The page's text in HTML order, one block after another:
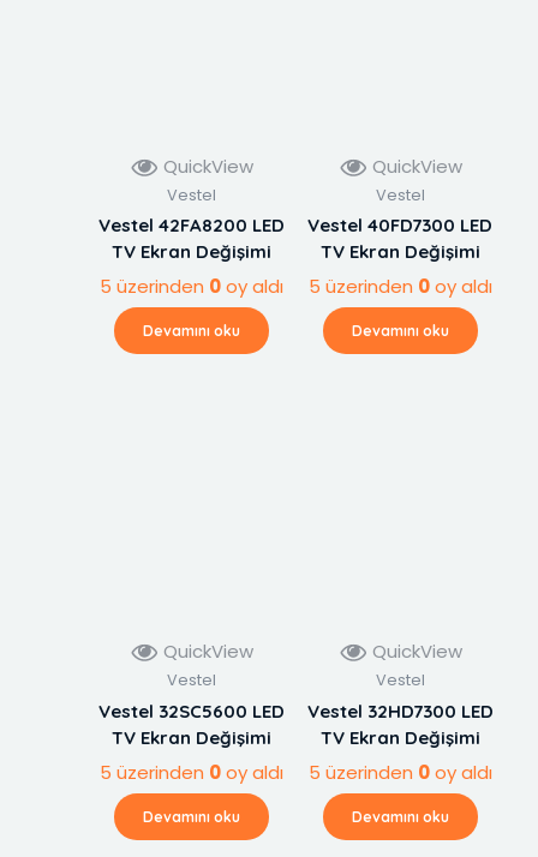
QuickView
Vestel
Vestel 42FA8200 LED
TV Ekran Değişimi
5 üzerinden 0oy aldı
Devamını oku
QuickView
Vestel
Vestel 40FD7300 LED
TV Ekran Değişimi
5 üzerinden 0oy aldı
Devamını oku
QuickView
Vestel
Vestel 32SC5600 LED
TV Ekran Değişimi
5 üzerinden 0oy aldı
Devamını oku
QuickView
Vestel
Vestel 32HD7300 LED
TV Ekran Değişimi
5 üzerinden 0oy aldı
Devamını oku